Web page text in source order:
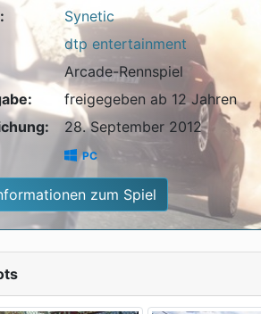
Synetic
dtp entertainment
Arcade-Rennspiel
freigegeben ab 12 Jahren
28. September 2012
PC
zum Spiel